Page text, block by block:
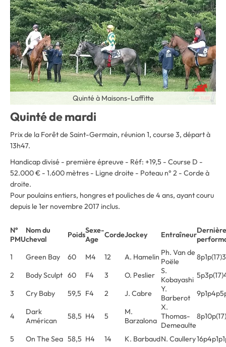
Quinté à Maisons-Laffitte
Quinté de mardi
Prix de la Forêt de Saint-Germain, réunion 1, course 3, départ à
13h47.
Handicap divisé - première épreuve - Réf: +19,5 - Course D -
52.000 € - 1.600 mètres - Ligne droite - Poteau n° 2 - Corde à
droite.
Pour poulains entiers, hongres et pouliches de 4 ans, ayant couru
depuis le 1er novembre 2017 inclus.
N°
PMU
Nom du
cheval
PoidsSexe-
Age
CordeJockey Entraîneur
1
Green Bay 60 M4 12 A. Hamelin Ph. Van de
Poële
2
Body Sculpt 60 F4 3 O. Peslier
S.
Kobayashi
3
Cry Baby 59,5 F4 2 J. Cabre
Y.
Barberot
4
Dark
Américan
58,5 H4 5
M.
Barzalona
X.
Thomas-
Demeaulte
5 On The Sea 58,5 H4 14 K. BarbaudN. Caullery